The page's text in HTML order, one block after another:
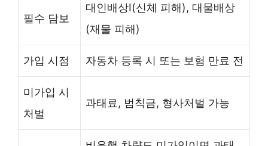
필수 담보
대인배상Ⅰ(신체 피해), 대물배상
(재물 피해)
가입 시점 자동차 등록 시 또는 보험 만료 전
미가입 시
처벌
과태료, 범칙금, 형사처벌 가능